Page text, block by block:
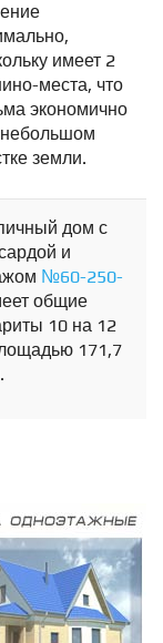
имеет 2
места, что
экономично
земли.
дом с
и
№60-250-
общие
10 на 12
171,7